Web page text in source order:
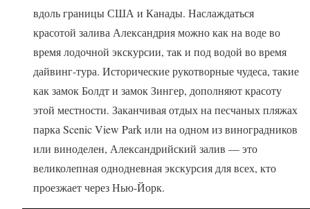
вдоль границы США и Канады. Наслаждаться
красотой залива Александрия можно как на воде во
время лодочной экскурсии, так и под водой во время
дайвинг-тура. Исторические рукотворные чудеса, такие
как замок Болдт и замок Зингер, дополняют красоту
этой местности. Заканчивая отдых на песчаных пляжах
парка Scenic View Park или на одном из виноградников
или виноделен, Александрийский залив — это
великолепная однодневная экскурсия для всех, кто
проезжает через Нью-Йорк.